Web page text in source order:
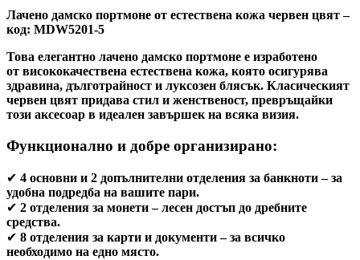
Лачено дамско портмоне от естествена кожа червен цвят –
код: MDW5201-5
Това елегантно лачено дамско портмоне е изработено
от висококачествена естествена кожа, която осигурява
здравина, дълготрайност и луксозен блясък. Класическият
червен цвят придава стил и женственост, превръщайки
този аксесоар в идеален завършек на всяка визия.
Функционално и добре организирано:
✔ 4 основни и 2 допълнителни отделения за банкноти – за
удобна подредба на вашите пари.
✔ 2 отделения за монети – лесен достъп до дребните
средства.
✔ 8 отделения за карти и документи – за всичко
необходимо на едно място.